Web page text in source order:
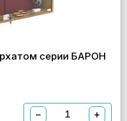
серии БАРОН
− +